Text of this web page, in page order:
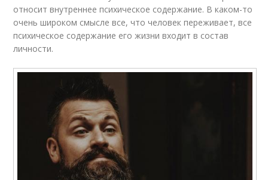
относит внутреннее психическое содержание. В каком-то
очень широком смысле все, что человек переживает, все
психическое содержание его жизни входит в состав
личности.